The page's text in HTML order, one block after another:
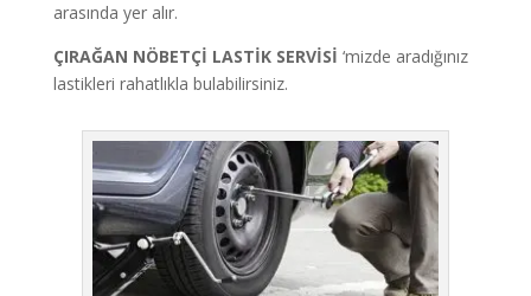
arasında yer alır.
ÇIRAĞAN NÖBETÇİ LASTİK SERVİSİ ‘mizde aradığınız
lastikleri rahatlıkla bulabilirsiniz.